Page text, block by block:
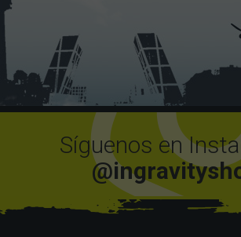
Síguenos en